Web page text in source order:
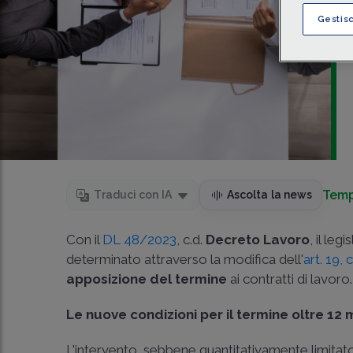
Traduci con IA Ascolta la news
Con il DL 48/2023, c.d. Decreto Lavoro, il
determinato attraverso la modifica dell'art. 19,
apposizione del termine ai contratti di lavoro.
Le nuove condizioni per il termine oltre 12
L'intervento, sebbene quantitativamente